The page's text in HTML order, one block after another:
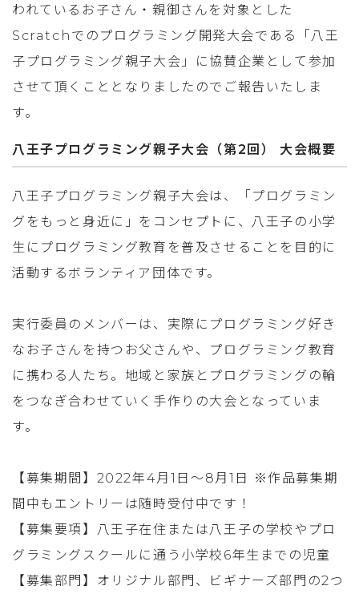
われているお子さん・親御さんを対象とした
Scratchでのプログラミング開発大会である「八王
子プログラミング親子大会」に協賛企業として参加
させて頂くこととなりましたのでご報告いたしま
す。
八王子プログラミング親子大会（第2回） 大会概要
八王子プログラミング親子大会は、「プログラミン
グをもっと身近に」をコンセプトに、八王子の小学
生にプログラミング教育を普及させることを目的に
活動するボランティア団体です。
実行委員のメンバーは、実際にプログラミング好き
なお子さんを持つお父さんや、プログラミング教育
に携わる人たち。地域と家族とプログラミングの輪
をつなぎ合わせていく手作りの大会となっていま
す。
【募集期間】2022年4月1日～8月1日 ※作品募集期
間中もエントリーは随時受付中です！
【募集要項】八王子在住または八王子の学校やプロ
グラミングスクールに通う小学校6年生までの児童
【募集部門】オリジナル部門、ビギナーズ部門の2つ